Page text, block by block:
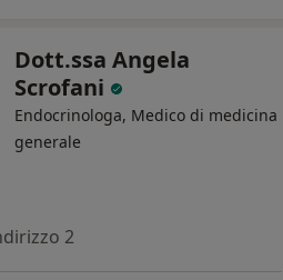
Dott.ssa Angela
Scrofani
Endocrinologa, Medico di medicina
generale
2